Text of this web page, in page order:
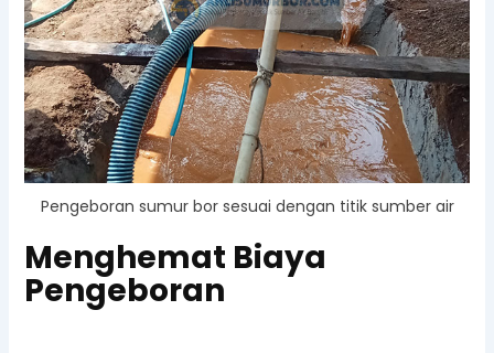
Pengeboran sumur bor sesuai dengan titik sumber air
Menghemat Biaya
Pengeboran